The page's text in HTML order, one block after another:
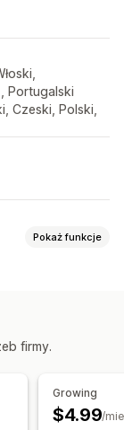
Portugalski
Czeski, Polski,
Pokaż funkcje
kursora
firmy.
Growing
$4.99/